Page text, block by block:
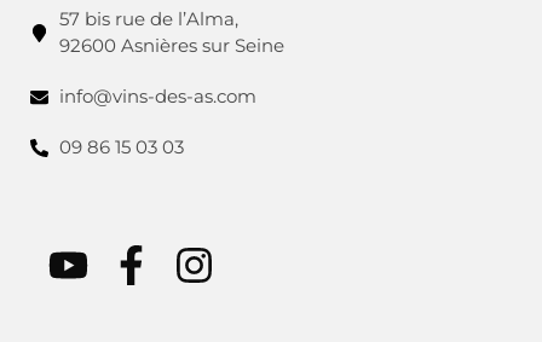
57 bis rue de l’Alma,
92600 Asnières sur Seine
info@vins-des-as.com
09 86 15 03 03